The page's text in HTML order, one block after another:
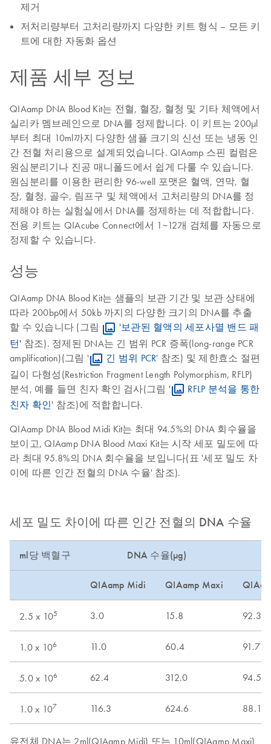
제거
저처리량부터 고처리량까지 다양한 키트 형식 – 모든 키
트에 대한 자동화 옵션
제품 세부 정보
QIAamp DNA Blood Kit는 전혈, 혈장, 혈청 및 기타 체액에서
실리카 멤브레인으로 DNA를 정제합니다. 이 키트는 200μl
부터 최대 10ml까지 다양한 샘플 크기의 신선 또는 냉동 인
간 전혈 처리용으로 설계되었습니다. QIAamp 스핀 컬럼은
원심분리기나 진공 매니폴드에서 쉽게 다룰 수 있습니다.
원심분리를 이용한 편리한 96-well 포맷은 혈액, 연막, 혈
장, 혈청, 골수, 림프구 및 체액에서 고처리량의 DNA를 정
제해야 하는 실험실에서 DNA를 정제하는 데 적합합니다.
전용 키트는 QIAcube Connect에서 1~12개 검체를 자동으로
정제할 수 있습니다.
성능
QIAamp DNA Blood Kit는 샘플의 보관 기간 및 보관 상태에
따라 200bp에서 50kb 까지의 다양한 크기의 DNA를 추출
할 수 있습니다 (그림
'보관된 혈액의 세포사멸 밴드 패
턴' 참조). 정제된 DNA는 긴 범위 PCR 증폭(long-range PCR
amplification)(그림 '
긴 범위 PCR' 참조) 및 제한효소 절편
길이 다형성(Restriction Fragment Length Polymorphism, RFLP)
분석, 예를 들면 친자 확인 검사(그림 '
RFLP 분석을 통한
친자 확인' 참조)에 적합합니다.
QIAamp DNA Blood Midi Kit는 최대 94.5%의 DNA 회수율을
보이고, QIAamp DNA Blood Maxi Kit는 시작 세포 밀도에 따
라 최대 95.8%의 DNA 회수율을 보입니다(표 '세포 밀도 차
이에 따른 인간 전혈의 DNA 수율' 참조).
세포 밀도 차이에 따른 인간 전혈의 DNA 수율
ml당 백혈구 DNA 수율(µg)
QIAamp Midi QIAamp Maxi
2.5 x 105 3.0 15.8 92.3
1.0 x 106 11.0 60.4 91.7
5.0 x 106 62.4 312.0 94.5
1.0 x 107 116.3 624.6 88.1
유전체 DNA는 2ml(QIAamp Midi) 또는 10ml(QIAamp Maxi)